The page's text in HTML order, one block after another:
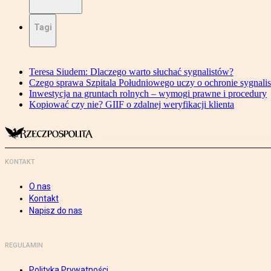
Tagi
Teresa Siudem: Dlaczego warto słuchać sygnalistów?
Czego sprawa Szpitala Południowego uczy o ochronie
Inwestycja na gruntach rolnych – wymogi prawne i procedury
Kopiować czy nie? GIIF o zdalnej weryfikacji klienta
KONTAKT
O nas
Kontakt
Napisz do nas
REGULAMIN